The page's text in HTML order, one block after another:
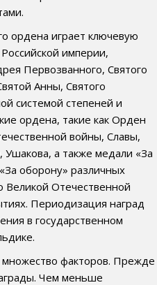
ордена играет ключевую
империи,
Первозванного, Святого
Анны, Святого
системой степеней и
ордена, такие как Орден
войны, Славы,
Ушакова, а также медали «За
оборону» различных
Великой Отечественной
Периодизация наград
в государственном
факторов. Прежде
Чем меньше